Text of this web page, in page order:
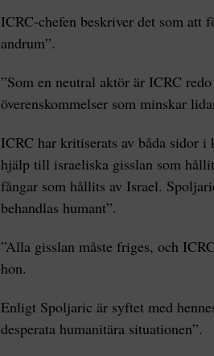
ICRC-chefen beskriver det som att
andrum”.
”Som en neutral aktör är ICRC
överenskommelser som minskar
ICRC har kritiserats av båda sidor
hjälp till israeliska gisslan som
fångar som hållits av Israel.
behandlas humant”.
”Alla gisslan måste friges, och
hon.
Enligt Spoljaric är syftet med
desperata humanitära situationen”.